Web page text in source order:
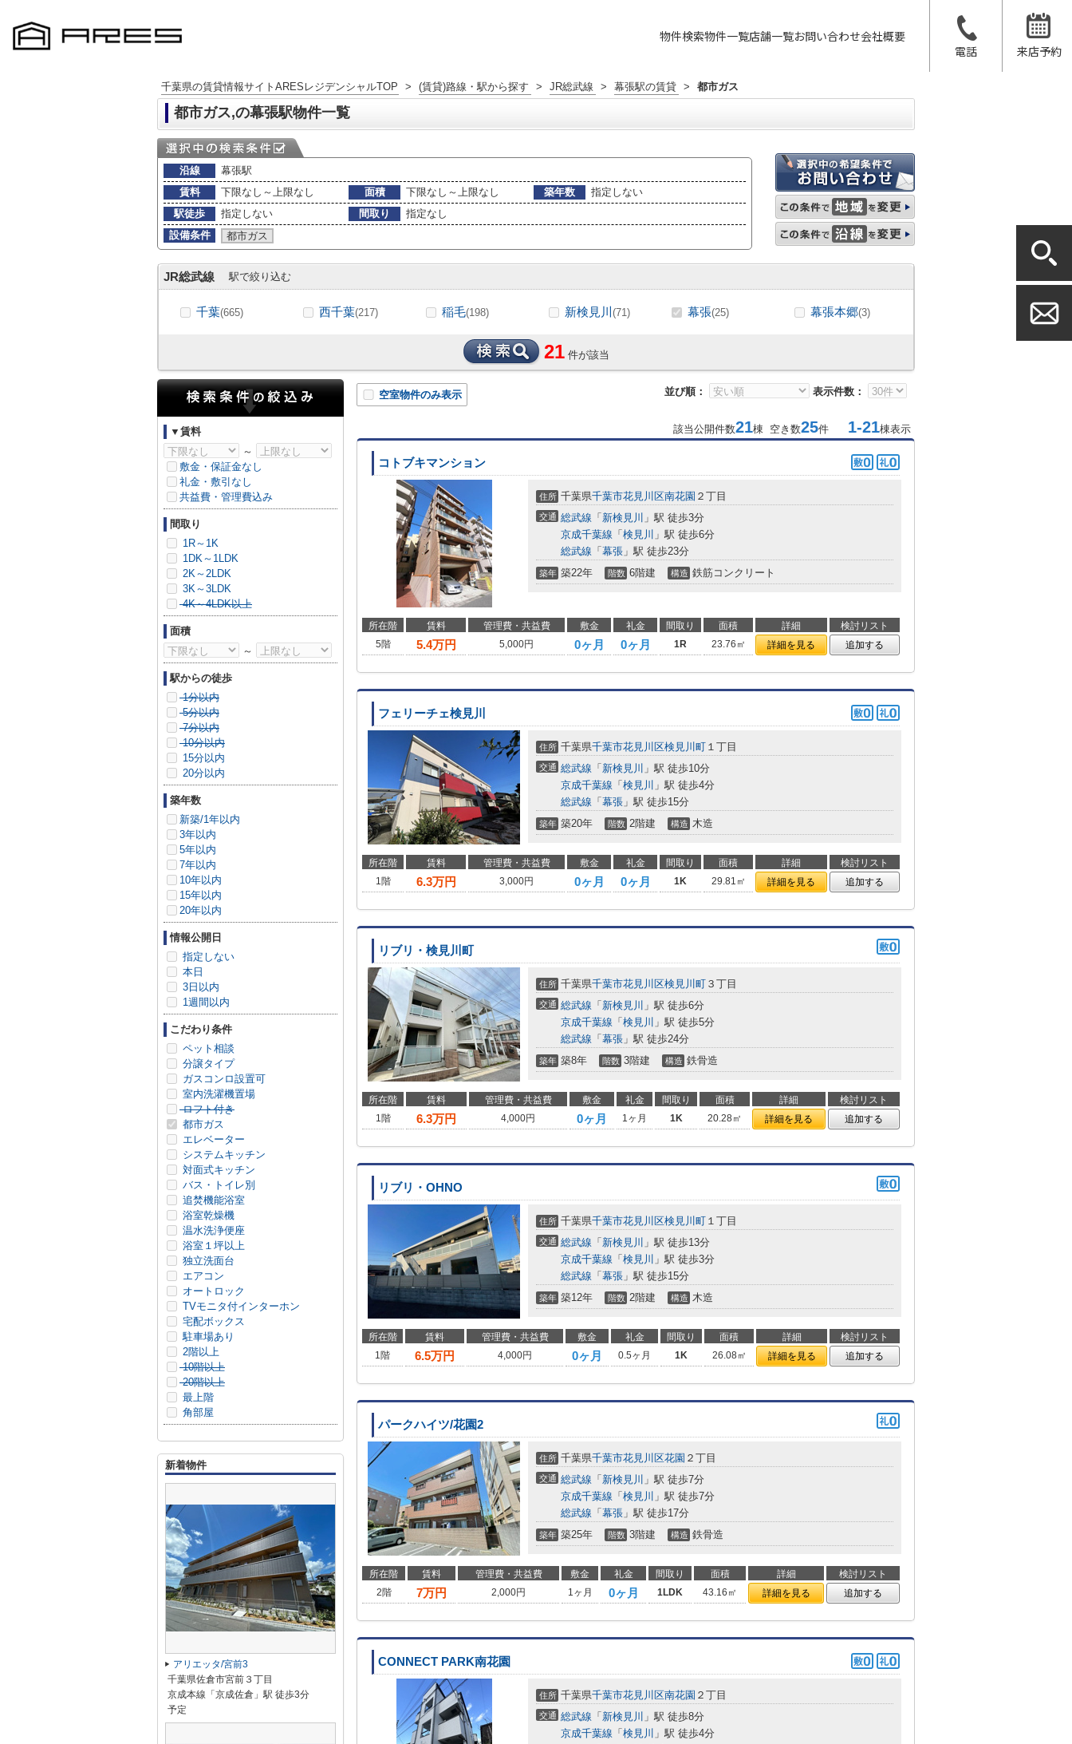
物件検索物件一覧店舗一覧お問い合わせ会社概要
電話
来店予約
千葉県の賃貸情報サイトARESレジデンシャルTOP > (賃貸)路線・駅から探す > JR総武線 > 幕張駅の賃貸 > 都市ガス
都市ガス,の幕張駅物件一覧
沿線
幕張駅
賃料
下限なし～上限なし 面積 下限なし～上限なし 築年数
指定しない
駅徒歩
指定しない 間取り
指定なし
設備条件
都市ガス
JR総武線 駅で絞り込む
千葉(665) 西千葉(217) 稲毛(198) 新検見川 (71) 幕張(25) 幕張本郷(3)
21 件が該当
並び順： 表示件数：
空室物件のみ表示
該当公開件数21棟 空き数25件 1-21棟表示
コトブキマンション
住所 千葉県千葉市花見川区南花園 ２丁目
交通 総武線 「 新検見川 」駅 徒歩3分
京成千葉線 「 検見川 」駅 徒歩6分
総武線 「 幕張 」駅 徒歩23分
築年 築22年 階数 6階建 構造 鉄筋コンクリート
所在階 賃料 管理費・共益費 敷金 礼金 間取り 面積 詳細
検討リスト
5階
5.4万円 5,000円 0ヶ月 0ヶ月 1R 23.76㎡ 詳細を見る 追加する
フェリーチェ検見川
住所 千葉県千葉市花見川区検見川町 １丁目
交通 総武線 「 新検見川 」駅 徒歩10分
京成千葉線 「 検見川 」駅 徒歩4分
総武線 「 幕張 」駅 徒歩15分
築年 築20年 階数 2階建 構造 木造
所在階 賃料 管理費・共益費 敷金 礼金 間取り 面積 詳細
検討リスト
1階
6.3万円 3,000円 0ヶ月 0ヶ月 1K 29.81㎡ 詳細を見る 追加する
リブリ・検見川町
住所 千葉県千葉市花見川区検見川町 ３丁目
交通 総武線 「 新検見川 」駅 徒歩6分
京成千葉線 「 検見川 」駅 徒歩5分
総武線 「 幕張 」駅 徒歩24分
築年 築8年 階数 3階建 構造 鉄骨造
所在階 賃料 管理費・共益費 敷金 礼金 間取り 面積 詳細
検討リスト
1階
6.3万円 4,000円 0ヶ月 1ヶ月 1K 20.28㎡ 詳細を見る 追加する
リブリ・OHNO
住所 千葉県千葉市花見川区検見川町 １丁目
交通 総武線 「 新検見川 」駅 徒歩13分
京成千葉線 「 検見川 」駅 徒歩3分
総武線 「 幕張 」駅 徒歩15分
築年 築12年 階数 2階建 構造 木造
所在階 賃料 管理費・共益費 敷金 礼金 間取り 面積 詳細
検討リスト
1階
6.5万円 4,000円 0ヶ月 0.5ヶ月 1K 26.08㎡ 詳細を見る 追加する
パークハイツ/花園2
住所 千葉県千葉市花見川区花園 ２丁目
交通 総武線 「 新検見川 」駅 徒歩7分
京成千葉線 「 検見川 」駅 徒歩7分
総武線 「 幕張 」駅 徒歩17分
築年 築25年 階数 3階建 構造 鉄骨造
所在階 賃料 管理費・共益費 敷金 礼金 間取り 面積 詳細
検討リスト
2階
7万円 2,000円 1ヶ月 0ヶ月 1LDK 43.16㎡ 詳細を見る 追加する
CONNECT PARK南花園
住所 千葉県千葉市花見川区南花園 ２丁目
交通 総武線 「 新検見川 」駅 徒歩8分
京成千葉線 「 検見川 」駅 徒歩4分
▼賃料
～
敷金・保証金なし
礼金・敷引なし
共益費・管理費込み
間取り
1R～1K
1DK～1LDK
2K～2LDK
3K～3LDK
4K～4LDK以上
面積
～
駅からの徒歩
1分以内
5分以内
7分以内
10分以内
15分以内
20分以内
築年数
新築/1年以内
3年以内
5年以内
7年以内
10年以内
15年以内
20年以内
情報公開日
指定しない
本日
3日以内
1週間以内
こだわり条件
ペット相談
分譲タイプ
ガスコンロ設置可
室内洗濯機置場
ロフト付き
都市ガス
エレベーター
システムキッチン
対面式キッチン
バス・トイレ別
追焚機能浴室
浴室乾燥機
温水洗浄便座
浴室１坪以上
独立洗面台
エアコン
オートロック
TVモニタ付インターホン
宅配ボックス
駐車場あり
2階以上
10階以上
20階以上
最上階
角部屋
新着物件
アリエッタ/宮前3
千葉県佐倉市宮前３丁目
京成本線「京成佐倉」駅 徒歩3分
予定